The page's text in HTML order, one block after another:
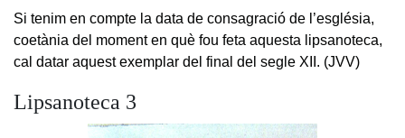
Si tenim en compte la data de consagració de l’església,
coetània del moment en què fou feta aquesta lipsanoteca,
cal datar aquest exemplar del final del segle XII. (JVV)
Lipsanoteca 3